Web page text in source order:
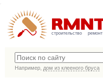
строительство ремонт
Например, дом из клееного бруса